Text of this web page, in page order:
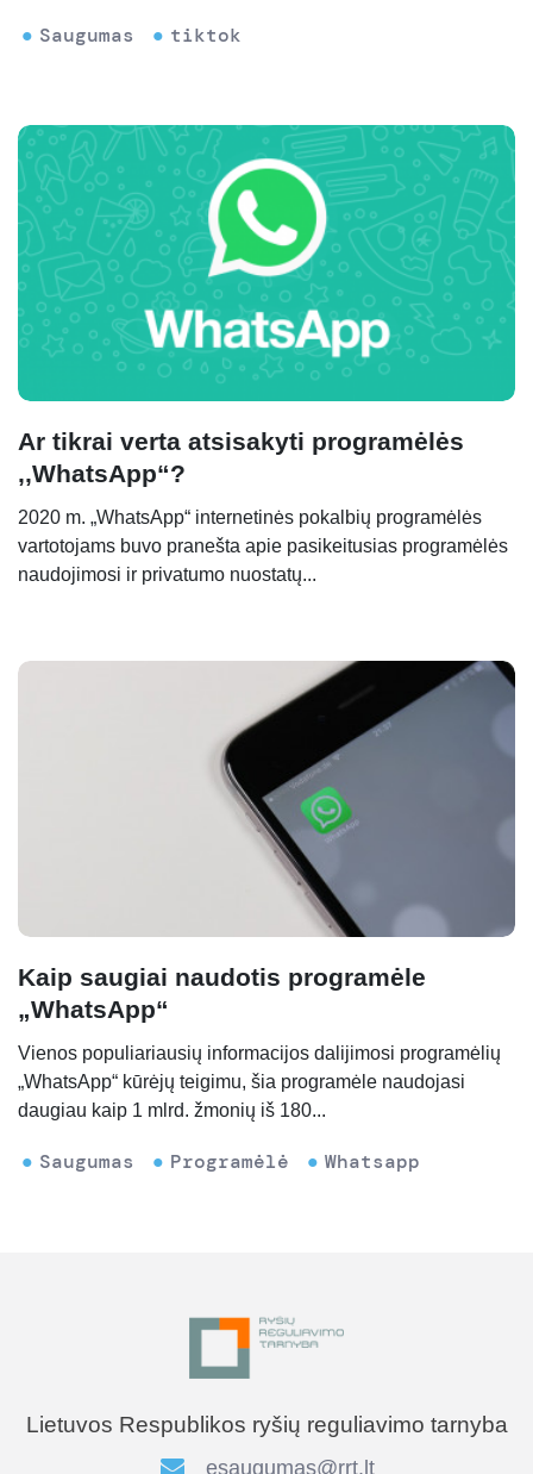
Saugumas tiktok
Ar tikrai verta atsisakyti programėlės
,,WhatsApp“?
2020 m. „WhatsApp“ internetinės pokalbių programėlės
vartotojams buvo pranešta apie pasikeitusias programėlės
naudojimosi ir privatumo nuostatų...
Kaip saugiai naudotis programėle
„WhatsApp“
Vienos populiariausių informacijos dalijimosi programėlių
„WhatsApp“ kūrėjų teigimu, šia programėle naudojasi
daugiau kaip 1 mlrd. žmonių iš 180...
Saugumas Programėlė Whatsapp
Lietuvos Respublikos ryšių reguliavimo tarnyba
esaugumas@rrt.lt